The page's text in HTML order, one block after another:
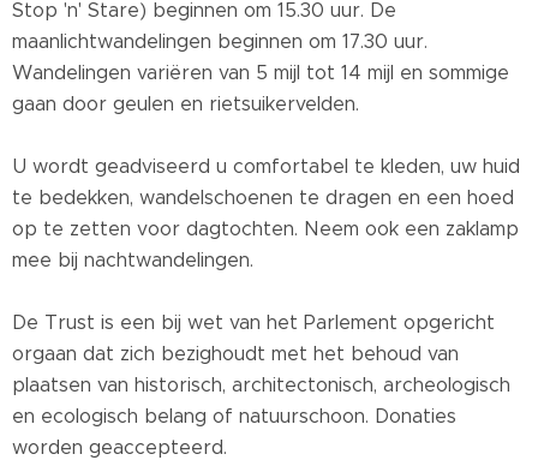
Stop 'n' Stare) beginnen om 15.30 uur. De
maanlichtwandelingen beginnen om 17.30 uur.
Wandelingen variëren van 5 mijl tot 14 mijl en sommige
gaan door geulen en rietsuikervelden.
U wordt geadviseerd u comfortabel te kleden, uw huid
te bedekken, wandelschoenen te dragen en een hoed
op te zetten voor dagtochten. Neem ook een zaklamp
mee bij nachtwandelingen.
De Trust is een bij wet van het Parlement opgericht
orgaan dat zich bezighoudt met het behoud van
plaatsen van historisch, architectonisch, archeologisch
en ecologisch belang of natuurschoon. Donaties
worden geaccepteerd.